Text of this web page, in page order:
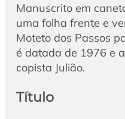
Manuscrito em
uma folha frente e
Moteto dos Passos
é datada de 1976 e
copista Julião.
Título